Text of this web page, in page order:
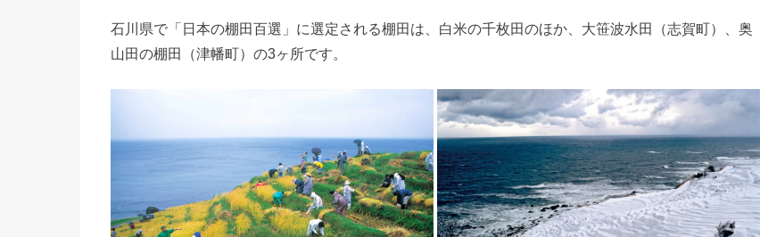
石川県で「日本の棚田百選」に選定される棚田は、白米の千枚田のほか、大笹波水田（志賀町）、奥
山田の棚田（津幡町）の3ヶ所です。